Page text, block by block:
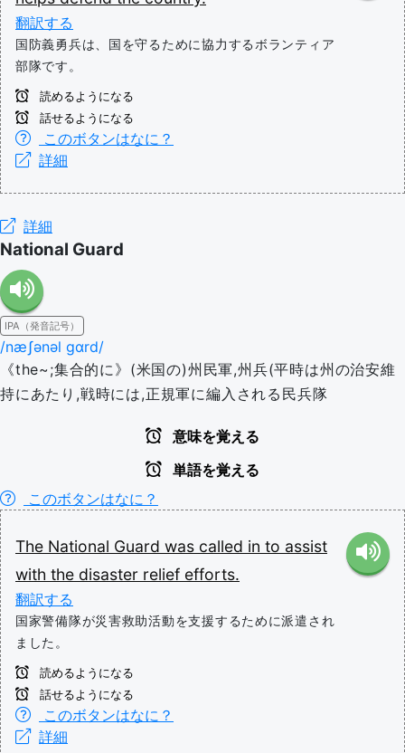
翻訳する
国防義勇兵は、国を守るために協力するボランティア
部隊です。
読めるようになる
話せるようになる
このボタンはなに？
詳細
詳細
National Guard
IPA（発音記号）
/næʃənəl ɡɑrd/
《the~;集合的に》(米国の)州民軍,州兵(平時は州の治安維
持にあたり,戦時には,正規軍に編入される民兵隊
意味を覚える
単語を覚える
このボタンはなに？
The National Guard was called in to assist
with the disaster relief efforts.
翻訳する
国家警備隊が災害救助活動を支援するために派遣され
ました。
読めるようになる
話せるようになる
このボタンはなに？
詳細